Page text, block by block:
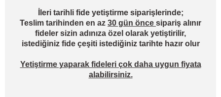
İleri tarihli fide yetiştirme siparişlerinde;
Teslim tarihinden en az 30 gün önce sipariş alınır
fideler sizin adınıza özel olarak yetiştirilir,
istediğiniz fide çeşiti istediğiniz tarihte hazır olur
Yetiştirme yaparak fideleri çok daha uygun fiyata
alabilirsiniz.